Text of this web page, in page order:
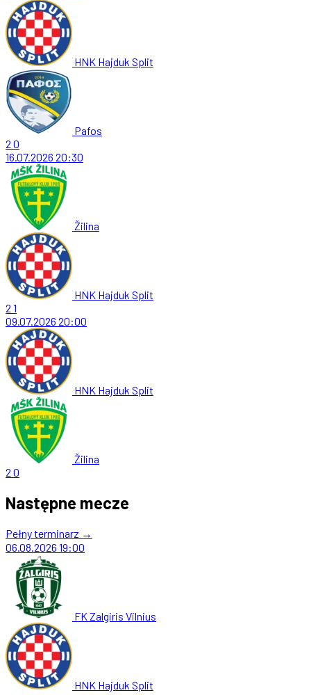
HNK Hajduk Split
Pafos
2 0
16.07.2026 20:30
Žilina
HNK Hajduk Split
2 1
09.07.2026 20:00
HNK Hajduk Split
Žilina
2 0
Następne mecze
Pełny terminarz →
06.08.2026 19:00
FK Zalgiris Vilnius
HNK Hajduk Split